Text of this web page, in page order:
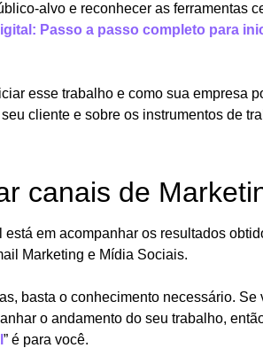
alvo e reconhecer as ferramentas
Passo a passo completo para
esse trabalho e como sua empresa
cliente e sobre os instrumentos de
canais de
em acompanhar os resultados
Marketing e Mídia Sociais.
basta o conhecimento necessário.
o andamento do seu trabalho,
” é para você.